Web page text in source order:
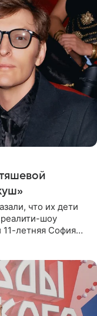
что их дети
реалити-шоу
летняя София